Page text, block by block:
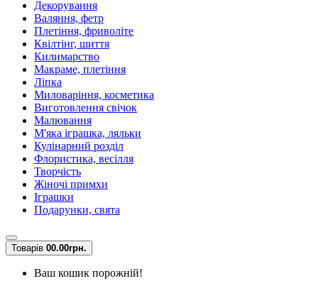
Декорування
Валяння, фетр
Плетіння, фриволіте
Квілтінг, шиття
Килимарство
Макраме, плетіння
Ліпка
Миловаріння, косметика
Виготовлення свічок
Малювання
М'яка іграшка, ляльки
Кулінарний розділ
Флористика, весілля
Творчість
Жіночі примхи
Іграшки
Подарунки, свята
Товарів 00.00грн.
Ваш кошик порожній!